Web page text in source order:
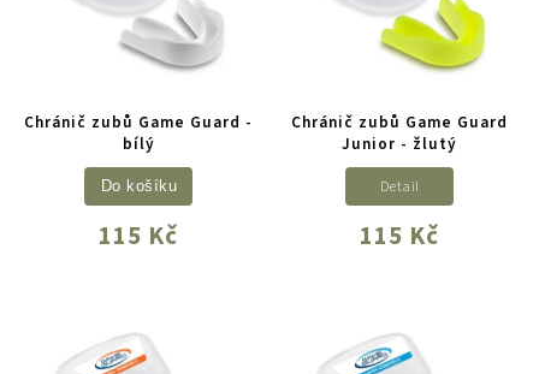
Chránič zubů Game Guard -
bílý
115 Kč
Do košíku
Chránič zubů Game Guard
Junior - žlutý
115 Kč
Detail